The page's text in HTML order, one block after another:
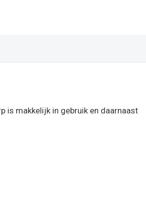
is makkelijk in gebruik en daarnaast